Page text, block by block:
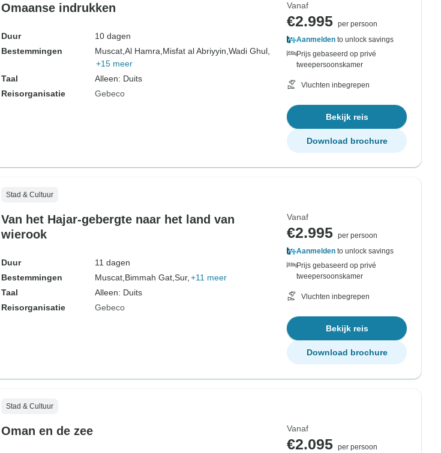
Omaanse indrukken
Duur
10 dagen
Bestemmingen
Muscat, Al Hamra, Misfat al Abriyyin, Wadi Ghul,
+15 meer
Taal
Alleen: Duits
Reisorganisatie
Gebeco
Vanaf
€2.995 per persoon
Aanmelden to unlock savings
Prijs gebaseerd op privé
tweepersoonskamer
Vluchten inbegrepen
Bekijk reis
Download brochure
Stad & Cultuur
Van het Hajar-gebergte naar het land van
wierook
Duur
11 dagen
Bestemmingen
Muscat, Bimmah Gat, Sur, +11 meer
Taal
Alleen: Duits
Reisorganisatie
Gebeco
Vanaf
€2.995 per persoon
Aanmelden to unlock savings
Prijs gebaseerd op privé
tweepersoonskamer
Vluchten inbegrepen
Bekijk reis
Download brochure
Stad & Cultuur
Oman en de zee Vanaf
€2.095 per persoon